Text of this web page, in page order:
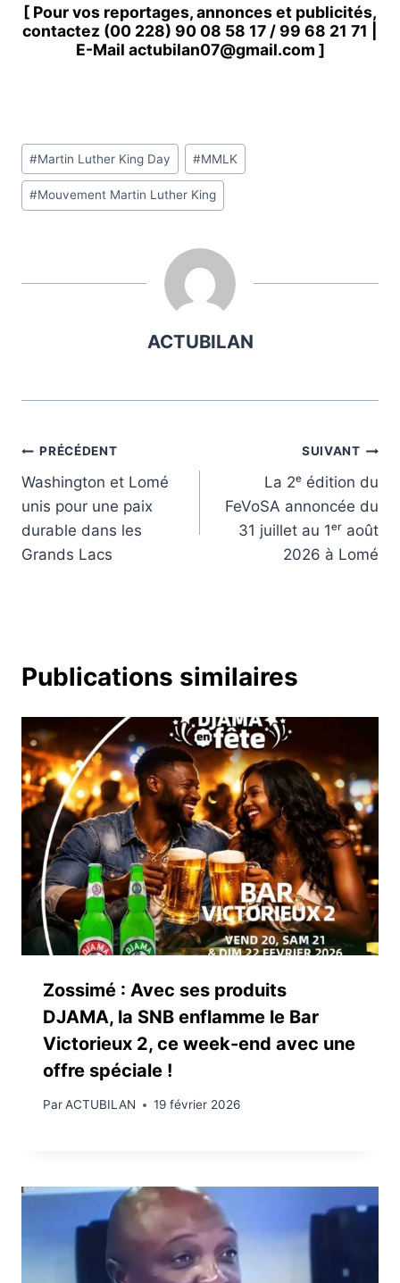
[ Pour vos reportages, annonces et publicités,
contactez (00 228) 90 08 58 17 / 99 68 21 71
E-Mail actubilan07@gmail.com ]
Étiquettes
de
la
#Martin Luther King Day #MMLK
#Mouvement Martin Luther King
ACTUBILAN
Navigation
de
l’article
PRÉCÉDENT
Washington et Lomé
unis pour une paix
durable dans les
Grands Lacs
SUIVANT
La 2ᵉ édition du
FeVoSA annoncée du
31 juillet au 1ᵉʳ août
2026 à Lomé
Publications similaires
Zossimé : Avec ses produits
DJAMA, la SNB enflamme le Bar
Victorieux 2, ce week-end avec une
offre spéciale !
ParACTUBILAN 19 février 2026